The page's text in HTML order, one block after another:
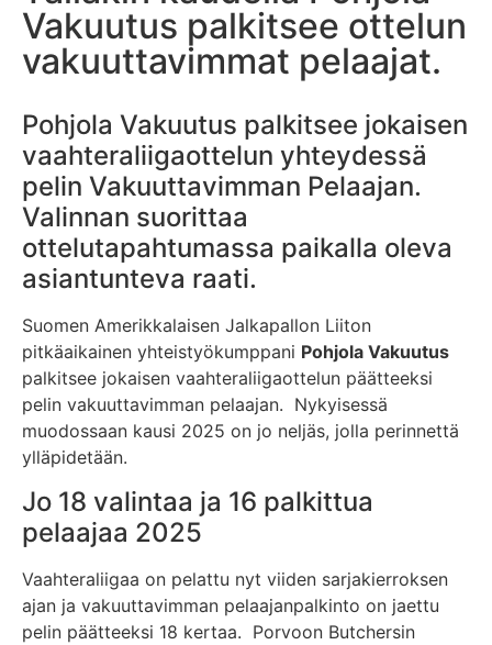
Vakuutus palkitsee ottelun
vakuuttavimmat pelaajat.
Pohjola Vakuutus palkitsee jokaisen
vaahteraliigaottelun yhteydessä
pelin Vakuuttavimman Pelaajan.
Valinnan suorittaa
ottelutapahtumassa paikalla oleva
asiantunteva raati.
Suomen Amerikkalaisen Jalkapallon Liiton
pitkäaikainen yhteistyökumppani Pohjola Vakuutus
palkitsee jokaisen vaahteraliigaottelun päätteeksi
pelin vakuuttavimman pelaajan. Nykyisessä
muodossaan kausi 2025 on jo neljäs, jolla perinnettä
ylläpidetään.
Jo 18 valintaa ja 16 palkittua
pelaajaa 2025
Vaahteraliigaa on pelattu nyt viiden sarjakierroksen
ajan ja vakuuttavimman pelaajanpalkinto on jaettu
pelin päätteeksi 18 kertaa. Porvoon Butchersin